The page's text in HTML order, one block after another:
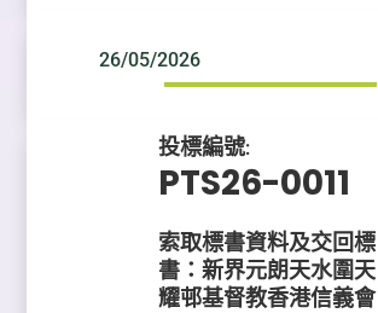
26/05/2026
投標編號:
PTS26-0011
索取標書資料及交回標
書：新界元朗天水圍天
耀邨基督教香港信義會